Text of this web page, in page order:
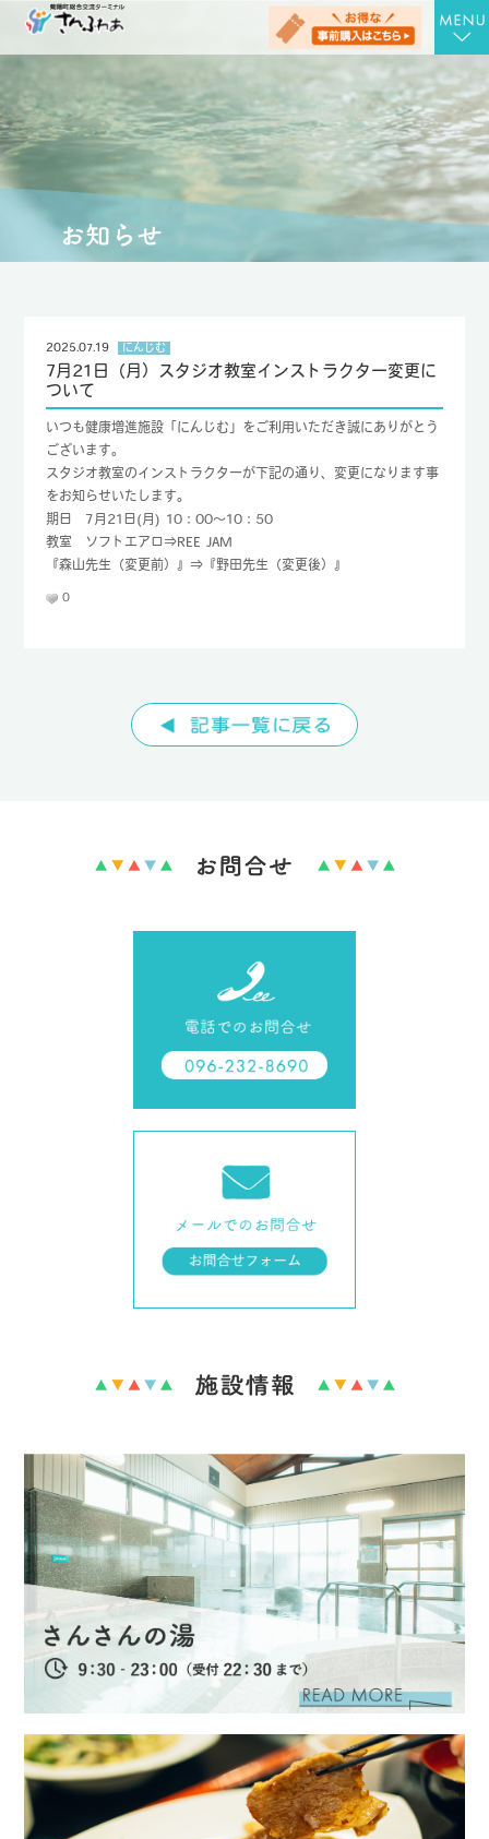
さんさんの湯
お食事処 さん膳
健康増進施設 にんじむ
お問合せ
アクセス
お知らせ
TEL : 096-232-8690
FAX : 096-232-8692
2025.07.19 にんじむ
7月21日（月）スタジオ教室インストラクター変更に
ついて
いつも健康増進施設「にんじむ」をご利用いただき誠にありがとう
ございます。
スタジオ教室のインストラクターが下記の通り、変更になります事
をお知らせいたします。
期日 7月21日(月) 10：00～10：50
教室 ソフトエアロ⇒REE JAM
『森山先生（変更前）』⇒『野田先生（変更後）』
0